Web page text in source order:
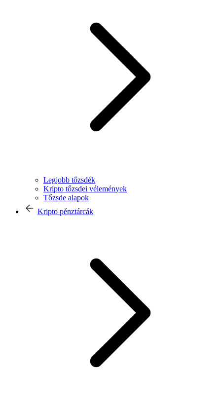
Legjobb tőzsdék
Kripto tőzsdei vélemények
Tőzsde alapok
Kripto pénztárcák